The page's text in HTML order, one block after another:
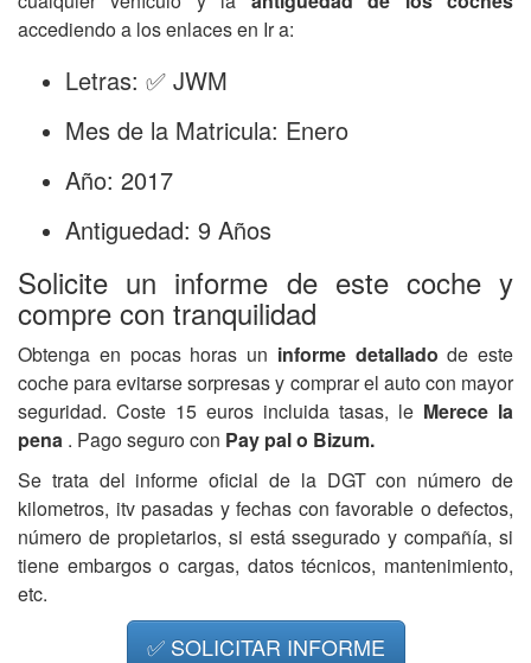
accediendo a los enlaces en Ir a:
Letras: ✅ JWM
Mes de la Matricula: Enero
Año: 2017
Antiguedad: 9 Años
Solicite un informe de este coche y
compre con tranquilidad
Obtenga en pocas horas un informe detalladode este
coche para evitarse sorpresas y comprar el auto con mayor
seguridad. Coste 15 euros incluida tasas, le Merece la
pena . Pago seguro con Pay pal o Bizum.
Se trata del informe oficial de la DGT con número de
kilometros, itv pasadas y fechas con favorable o defectos,
número de propietarios, si está ssegurado y compañía, si
tiene embargos o cargas, datos técnicos, mantenimiento,
etc.
✅ SOLICITAR INFORME